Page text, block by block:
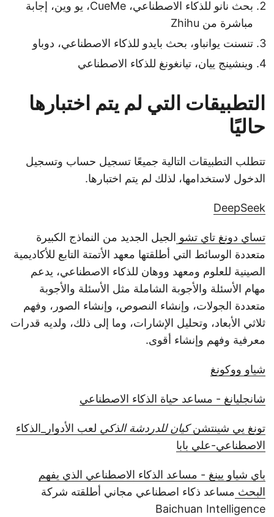
بحث نانو للذكاء الاصطناعي، CueMe، يو وين، إجابة
مباشرة من Zhihu
تنسنت يوانباو، بحث بايدو للذكاء الاصطناعي، دوباو
وينشينج ييان، تيانغونغ للذكاء الاصطناعي
التطبيقات التي لم يتم اختبارها
حاليًا
تتطلب التطبيقات التالية جميعًا تسجيل حساب وتسجيل
الدخول لاستخدامها، لذلك لم يتم اختبارها.
DeepSeek
تساي دونغ تاي تشو الجيل الجديد من النماذج الكبيرة
متعددة الوسائط التي أطلقتها معهد الأتمتة التابع للأكاديمية
الصينية للعلوم ومعهد ووهان للذكاء الاصطناعي، يدعم
مهام الأسئلة والأجوبة الشاملة مثل الأسئلة والأجوبة
متعددة الجولات، وإنشاء النصوص، وإنشاء الصور، وفهم
ثلاثي الأبعاد، وتحليل الإشارات، وما إلى ذلك، ولديه قدرات
معرفية وفهم وإنشاء أقوى.
شياو ووكونغ
شانجليانغ - مساعد حياة الذكاء الاصطناعي
تونغ يي شينتشنكيان للدردشة الذكي لعب الأدوار_الذكاء
الاصطناعي-علي بابا
باي شياو يينغ - مساعد الذكاء الاصطناعي الذي يفهم
البحث مساعد ذكاء اصطناعي مجاني أطلقته شركة
Baichuan Intelligence